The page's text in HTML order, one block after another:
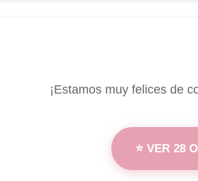
¡Estamos muy felices de
⭐ VER 28